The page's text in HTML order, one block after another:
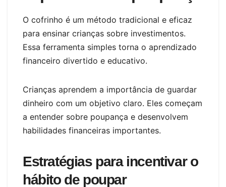
O cofrinho é um método tradicional e eficaz
para ensinar crianças sobre investimentos.
Essa ferramenta simples torna o aprendizado
financeiro divertido e educativo.
Crianças aprendem a importância de guardar
dinheiro com um objetivo claro. Eles começam
a entender sobre poupança e desenvolvem
habilidades financeiras importantes.
Estratégias para incentivar o
hábito de poupar